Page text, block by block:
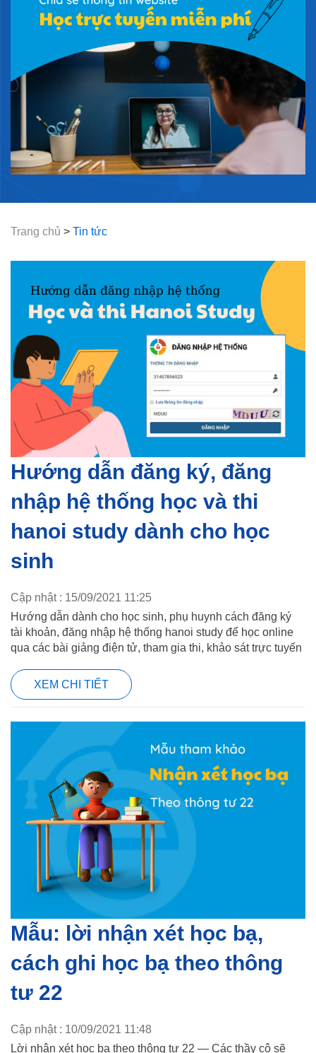
Trang chủ > Tin tức
Hướng dẫn đăng ký, đăng
nhập hệ thống học và thi
hanoi study dành cho học
sinh
Cập nhật : 15/09/2021 11:25
Hướng dẫn dành cho học sinh, phụ huynh cách đăng ký
tài khoản, đăng nhập hệ thống hanoi study để học online
qua các bài giảng điện tử, tham gia thi, khảo sát trực tuyến
XEM CHI TIẾT
Mẫu: lời nhận xét học bạ,
cách ghi học bạ theo thông
tư 22
Cập nhật : 10/09/2021 11:48
Lời nhận xét học bạ theo thông tư 22 — Các thầy cô sẽ